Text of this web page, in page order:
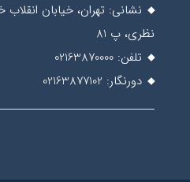
نشانی: تهران، خیابان انقلاب
نظری، پ 81
تلفن: 02163870000
دورنگار: 02163877102